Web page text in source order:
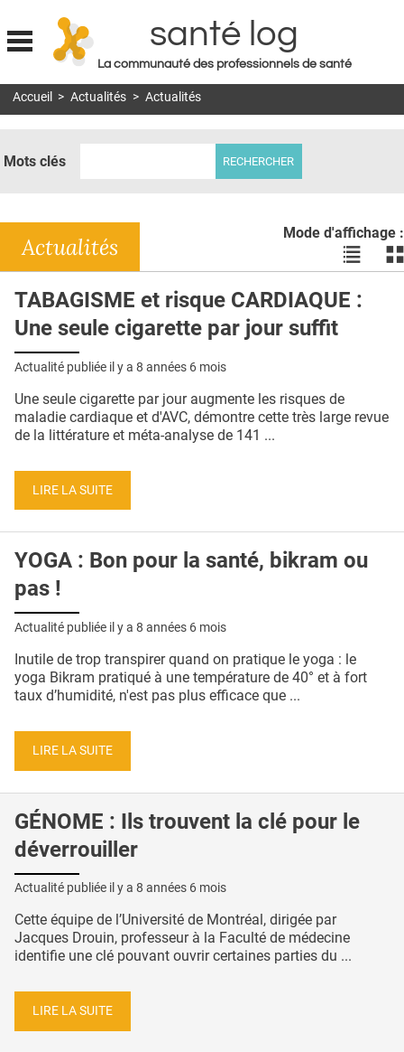
Jump to navigation
santé log
La communauté des professionnels de santé
MON COMPTE
DOSSIERS
RÉSEAUX
E-REVUE SAD
QUI SOMMES-NOUS ?
CONDITIONS GÉNÉRALES
CRÉDITS
Accueil > Actualités > Actualités
Mots clés
Mode d'affichage :
Voir
les
en
les
Actualités
TABAGISME et risque CARDIAQUE :
Une seule cigarette par jour suffit
Actualité publiée il y a 8 années 6 mois
Une seule cigarette par jour augmente les risques de
maladie cardiaque et d'AVC, démontre cette très large revue
de la littérature et méta-analyse de 141 ...
LIRE LA SUITE
YOGA : Bon pour la santé, bikram ou
pas !
Actualité publiée il y a 8 années 6 mois
Inutile de trop transpirer quand on pratique le yoga : le
yoga Bikram pratiqué à une température de 40° et à fort
taux d’humidité, n'est pas plus efficace que ...
LIRE LA SUITE
GÉNOME : Ils trouvent la clé pour le
déverrouiller
Actualité publiée il y a 8 années 6 mois
Cette équipe de l’Université de Montréal, dirigée par
Jacques Drouin, professeur à la Faculté de médecine
identifie une clé pouvant ouvrir certaines parties du ...
LIRE LA SUITE